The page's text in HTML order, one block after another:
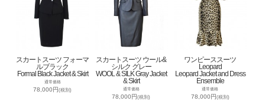
スカートスーツ フォーマ
ルブラック
Formal Black Jacket & Skirt
通常価格
78,000円(税別)
スカートスーツ ウール&
シルク グレー
WOOL & SILK Gray Jacket
& Skirt
通常価格
78,000円(税別)
ワンピーススーツ
Leopard
Leopard Jacket and Dress
Ensemble
通常価格
78,000円(税別)